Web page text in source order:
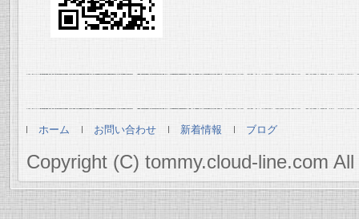
ホーム お問い合わせ 新着情報 ブログ
Copyright (C) tommy.cloud-line.com